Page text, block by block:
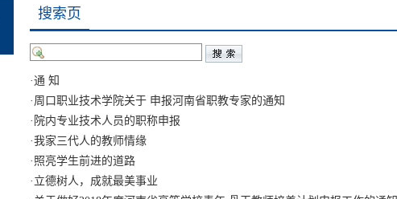
搜索页
·通 知
· 周口职业技术学院关于 申报河南省职教专家的通知
· 院内专业技术人员的职称申报
·我家三代人的教师情缘
· 照亮学生前进的道路
· 立德树人，成就最美事业